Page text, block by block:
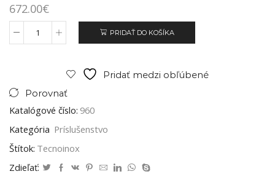
672.00€
PRIDAŤ DO KOŠÍKA
Pridať medzi obľúbené
Porovnať
Katalógové číslo: 960
Kategória Príslušenstvo
Štítok: Tecnoinox
Zdieľať: